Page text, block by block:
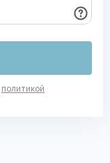
политикой